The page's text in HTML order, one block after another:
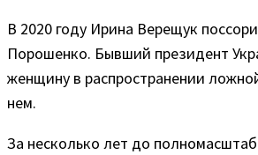
В 2020 году Ирина Верещук
Порошенко. Бывший президент
женщину в распространении
нем.
За несколько лет до